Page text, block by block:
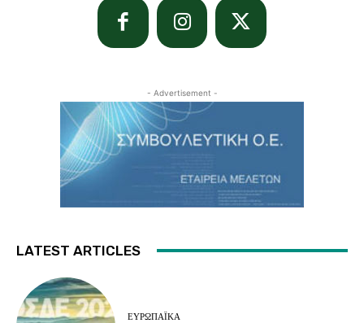
- Advertisement -
LATEST ARTICLES
ΕΥΡΩΠΑΪΚΆ